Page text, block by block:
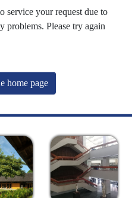
service your request due to
problems. Please try again
home page